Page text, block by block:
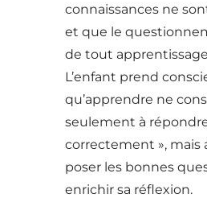
connaissances ne
et que le
de tout
L’enfant prend
qu’apprendre ne
seulement à
correctement », mais
poser les bonnes
enrichir sa réflexion.